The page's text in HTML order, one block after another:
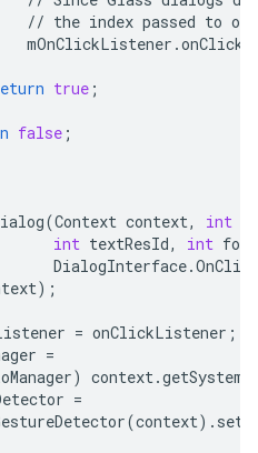
// the index passed to
mOnClickListener .onClick
true ;
false ;
(Context context, int
int textResId, int
DialogInterface.
);
= onClickListener ;
=
) context .
=
(context) .